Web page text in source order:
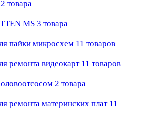
2 товара
MS 3 товара
пайки микросхем 11 товаров
ремонта видеокарт 11 товаров
2 товара
ремонта материнских плат 11